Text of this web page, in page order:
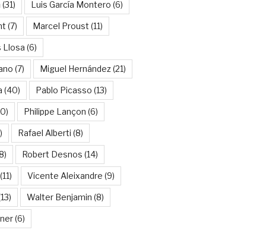
(31) Luis García Montero (6)
(7) Marcel Proust (11)
Llosa (6)
(7) Miguel Hernández(21)
(40) Pablo Picasso (13)
Philippe Lançon (6)
Rafael Alberti (8)
Robert Desnos (14)
(11) Vicente Aleixandre (9)
Walter Benjamin (8)
(6)